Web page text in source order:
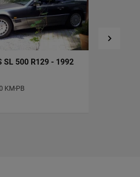
SL 500 R129 - 1992
KM PB